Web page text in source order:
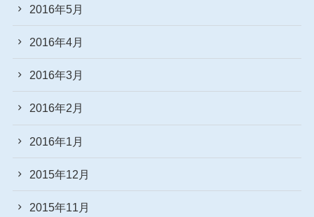
2016年5月
2016年4月
2016年3月
2016年2月
2016年1月
2015年12月
2015年11月